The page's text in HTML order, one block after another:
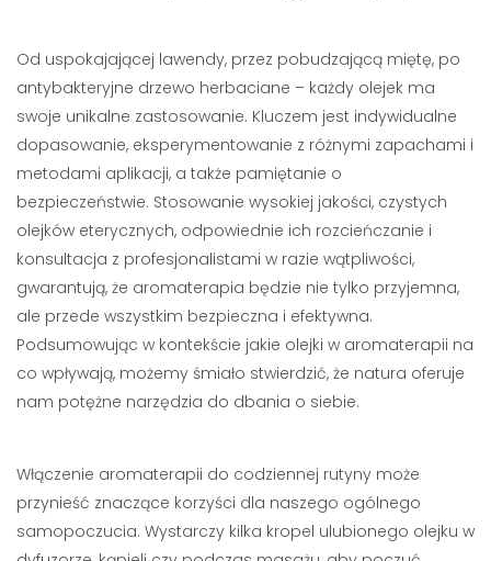
Od uspokajającej lawendy, przez pobudzającą miętę, po
antybakteryjne drzewo herbaciane – każdy olejek ma
swoje unikalne zastosowanie. Kluczem jest indywidualne
dopasowanie, eksperymentowanie z różnymi zapachami i
metodami aplikacji, a także pamiętanie o
bezpieczeństwie. Stosowanie wysokiej jakości, czystych
olejków eterycznych, odpowiednie ich rozcieńczanie i
konsultacja z profesjonalistami w razie wątpliwości,
gwarantują, że aromaterapia będzie nie tylko przyjemna,
ale przede wszystkim bezpieczna i efektywna.
Podsumowując w kontekście jakie olejki w aromaterapii na
co wpływają, możemy śmiało stwierdzić, że natura oferuje
nam potężne narzędzia do dbania o siebie.
Włączenie aromaterapii do codziennej rutyny może
przynieść znaczące korzyści dla naszego ogólnego
samopoczucia. Wystarczy kilka kropel ulubionego olejku w